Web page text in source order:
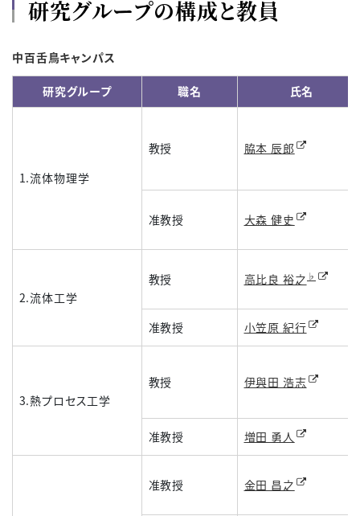
研究グループの構成と教員
中百舌鳥キャンパス
研究グループ 職名 氏名
1.流体物理学
教授 脇本 辰郎
准教授 大森 健史
2.流体工学
教授 高比良 裕之 ♭
准教授 小笠原 紀行
3.熱プロセス工学
教授 伊與田 浩志
准教授 増田 勇人
准教授 金田 昌之